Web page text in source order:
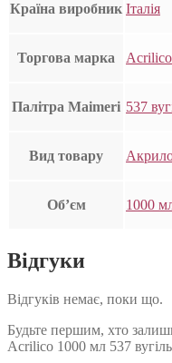
Країна виробник Італія
Торгова марка Acrilico
Палітра Maimeri 537
Вид товару
Об’єм 1000
Відгуки
Відгуків немає, поки що.
Будьте першим, хто
Acrilico 1000 мл 537